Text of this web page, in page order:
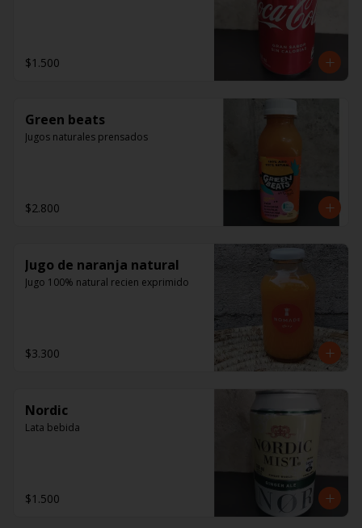
$1.500
Green beats
Jugos naturales prensados
$2.800
Jugo de naranja natural
Jugo 100% natural recien exprimido
$3.300
Nordic
Lata bebida
$1.500